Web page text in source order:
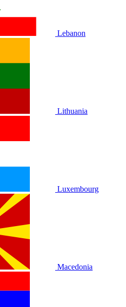
Lebanon
Lithuania
Luxembourg
Macedonia